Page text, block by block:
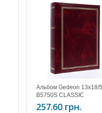
Альбом Gedeon 13х18/
B5750S CLASSIC
BURGUNDY
257.60 грн.